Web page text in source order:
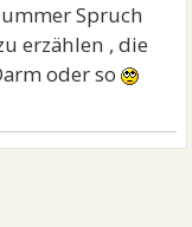
Spruch
erzählen , die
oder so